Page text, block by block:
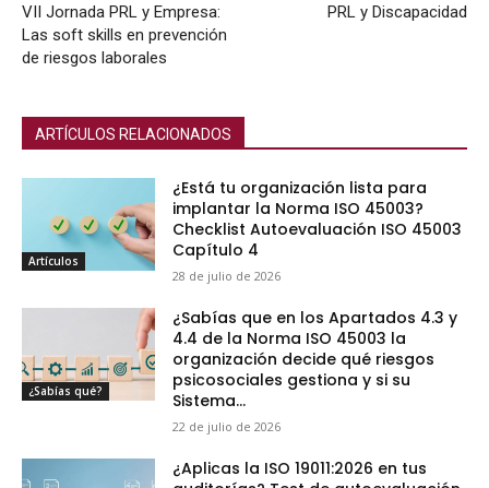
VII Jornada PRL y Empresa:
Las soft skills en prevención
de riesgos laborales
PRL y Discapacidad
ARTÍCULOS RELACIONADOS
Artículos
¿Está tu organización lista para
implantar la Norma ISO 45003?
Checklist Autoevaluación ISO 45003
Capítulo 4
28 de julio de 2026
¿Sabías qué?
¿Sabías que en los Apartados 4.3 y
4.4 de la Norma ISO 45003 la
organización decide qué riesgos
psicosociales gestiona y si su
Sistema...
22 de julio de 2026
¿Aplicas la ISO 19011:2026 en tus